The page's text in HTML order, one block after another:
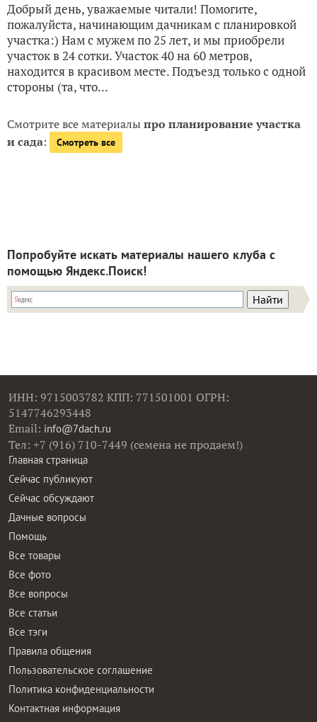
Добрый день, уважаемые читали! Помогите,
пожалуйста, начинающим дачникам с планировкой
участка:) Нам с мужем по 25 лет, и мы приобрели
участок в 24 сотки. Участок 40 на 60 метров,
находится в красивом месте. Подъезд только с одной
стороны (та, что...
Смотрите все материалыпро планирование участка
и сада: Смотреть все
Попробуйте искать материалы нашего клуба с
помощью Яндекс.Поиск!
ИНН: 9715003782 КПП: 771501001 ОГРН:
5147746293448
Email: info@7dach.ru
Тел: +7 (916) 710-7449 (семена не продаем!)
Главная страница
Сейчас публикуют
Сейчас обсуждают
Дачные вопросы
Помощь
Все товары
Все фото
Все вопросы
Все статьи
Все тэги
Правила общения
Пользовательское соглашение
Политика конфиденциальности
Контактная информация